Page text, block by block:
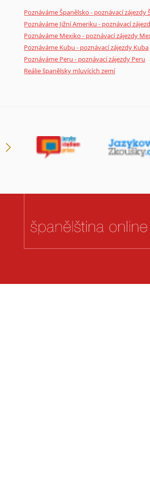
Poznáváme Španělsko - poznávací zájezdy
Poznáváme Jižní Ameriku - poznávací
Poznáváme Mexiko - poznávací zájezdy
Poznáváme Kubu - poznávací zájezdy Kuba
Poznáváme Peru - poznávací zájezdy Peru
Reálie španělsky mluvících zemí